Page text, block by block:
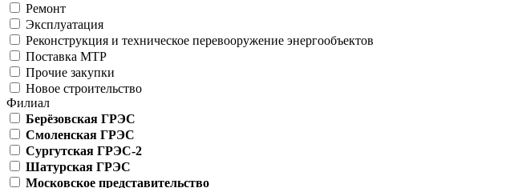
Ремонт
Эксплуатация
Реконструкция и техническое перевооружение энергообъектов
Поставка МТР
Прочие закупки
Новое строительство
Филиал
Берёзовская ГРЭС
Смоленская ГРЭС
Сургутская ГРЭС-2
Шатурская ГРЭС
Московское представительство